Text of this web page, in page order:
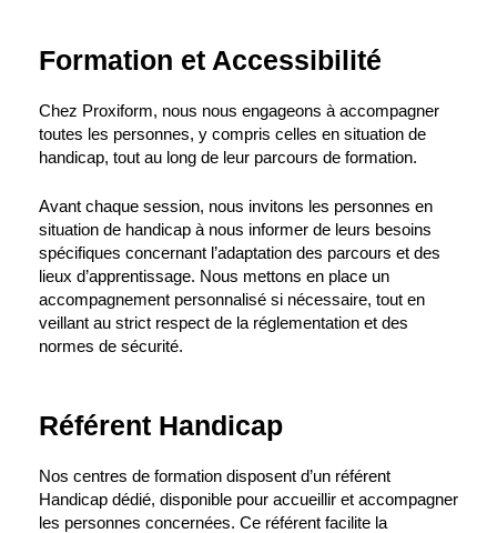
Formation et Accessibilité
Chez Proxiform, nous nous engageons à accompagner
toutes les personnes, y compris celles en situation de
handicap, tout au long de leur parcours de formation.
Avant chaque session, nous invitons les personnes en
situation de handicap à nous informer de leurs besoins
spécifiques concernant l’adaptation des parcours et des
lieux d’apprentissage. Nous mettons en place un
accompagnement personnalisé si nécessaire, tout en
veillant au strict respect de la réglementation et des
normes de sécurité.
Référent Handicap
Nos centres de formation disposent d’un référent
Handicap dédié, disponible pour accueillir et accompagner
les personnes concernées. Ce référent facilite la